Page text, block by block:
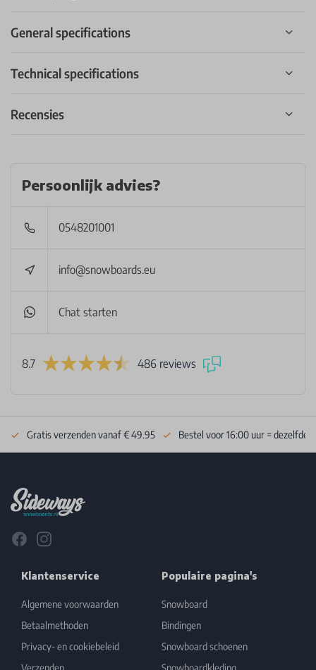
General specifications
Technical specifications
Recensies
Persoonlijk advies?
0548201001
info@snowboards.eu
Chat starten
8.7 486 reviews
Gratis verzenden vanaf € 49.95 Bestel voor 16:00 uur = dezelfde
FacebookInstagram
Klantenservice
Algemene voorwaarden
Betaalmethoden
Privacy- en cookiebeleid
Verzenden
Populaire pagina's
Snowboard
Bindingen
Snowboard schoenen
Snowboardkleding